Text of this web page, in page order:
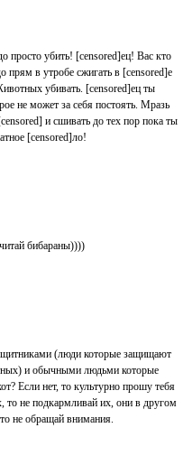
просто убить! [censored]ец! Вас кто
прям в утробе сжигать в [censored]е
убивать. [censored]ец ты
не может за себя постоять. Мразь
и сшивать до тех пор пока ты
[censored]ло!
читай бибараны))))
(люди которые защищают
и обычными людьми которые
Если нет, то культурно прошу тебя
то не подкармливай их, они в другом
не обращай внимания.